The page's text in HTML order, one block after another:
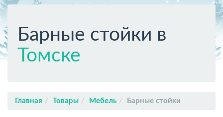
Барные стойки в
Томске
Главная Товары Мебель Барные стойки